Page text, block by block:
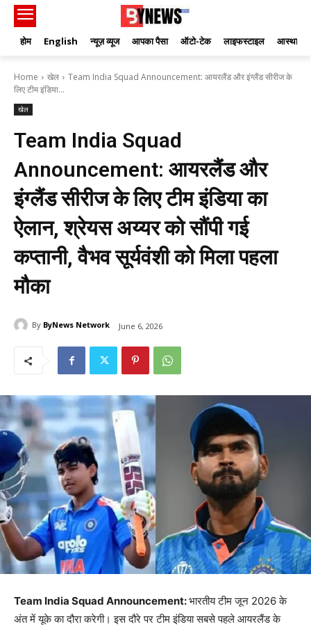
होम English न्यूज़ व्यूज आपका पैसा ऑटो-टेक लाइफस्टाइल आस्था
Home खेल
Team India Squad Announcement: आयरलैंड और इंग्लैंड सीरीज के
लिए टीम इंडिया...
खेल
Team India Squad
Announcement: आयरलैंड और
इंग्लैंड सीरीज के लिए टीम इंडिया का
ऐलान, श्रेयस अय्यर को सौंपी गई
कप्तानी, वैभव सूर्यवंशी को मिला पहला
मौका
By ByNews Network June 6, 2026
Team India Squad Announcement:भारतीय टीम जून 2026 के
अंत में यूके का दौरा करेगी। इस दौरे पर टीम इंडिया सबसे पहले आयरलैंड के